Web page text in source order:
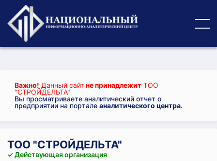
Важно! Данный сайт не принадлежит ТОО
"СТРОЙДЕЛЬТА"
Вы просматриваете аналитический отчет о
предприятии на портале аналитического центра.
ТОО "СТРОЙДЕЛЬТА"
✓ Действующая организация